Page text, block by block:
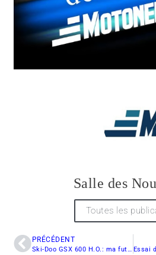
Salle des
Toutes les
PRÉCÉDENT
Ski-Doo GSX 600 H.O.: ma future première aventure en motoneige